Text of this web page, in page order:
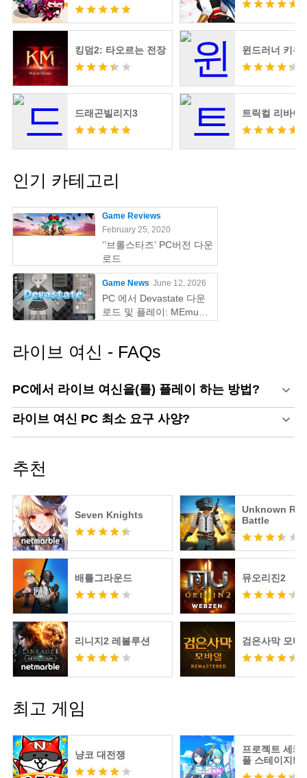
킹덤2: 타오르는 전장 윈드러너 키우
드래곤빌리지3 트릭컬 리바이
인기 카테고리
Game Reviews
February 25, 2020
‘’브롤스타즈’ PC버전 다운
로드
Game News June 12, 2026
PC 에서 Devastate 다운
로드 및 플레이: MEmu
라이브 여신 - FAQs
PC에서 라이브 여신을(를) 플레이 하는 방법?
라이브 여신 PC 최소 요구 사양?
추천
Seven Knights
Unknown
Battle
배틀그라운드 뮤오리진2
리니지2 레볼루션 검은사막 모바
최고 게임
냥코 대전쟁
프로젝트 세카
풀 스테이지!
츠네 미쿠